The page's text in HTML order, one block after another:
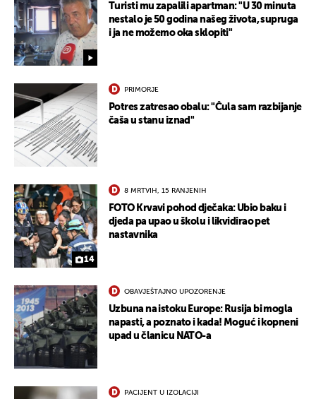
Turisti mu zapalili apartman: "U 30 minuta
nestalo je 50 godina našeg života, supruga
i ja ne možemo oka sklopiti"
PRIMORJE
Potres zatresao obalu: "Čula sam razbijanje
čaša u stanu iznad"
14
8 MRTVIH, 15 RANJENIH
FOTO Krvavi pohod dječaka: Ubio baku i
djeda pa upao u školu i likvidirao pet
nastavnika
OBAVJEŠTAJNO UPOZORENJE
Uzbuna na istoku Europe: Rusija bi mogla
napasti, a poznato i kada! Moguć i kopneni
upad u članicu NATO-a
PACIJENT U IZOLACIJI